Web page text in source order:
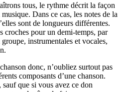
tous, le rythme décrit la façon
Dans ce cas, les notes de la
sont de longueurs différentes.
croches pour un demi-temps, par
instrumentales et vocales,
donc, n’oubliez surtout pas
composants d’une chanson.
sauf que si vous avez ce don